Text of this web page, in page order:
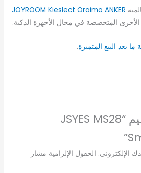
JOYROOM Kieslect Oraimo ANKER
الأخرى المتخصصة في مجال الأجهزة الذكية.
بعد البيع المتميزة.
كن أول من يقيم “JSYES MS28
الإلكتروني. الحقول الإلزامية مشار